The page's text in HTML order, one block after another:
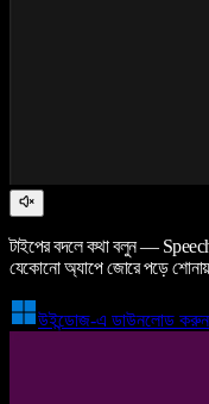
টাইপের বদলে কথা বলুন —
যেকোনো অ্যাপে জোরে পড়ে শোনায়
উইন্ডোজ-এ ডাউনলোড করুন